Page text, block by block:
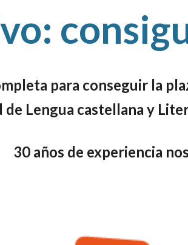
para conseguir la
de Lengua castellana y
30 años de experiencia